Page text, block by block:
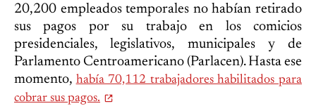
20,200 empleados temporales no habían retirado
sus pagos por su trabajo en los comicios
presidenciales, legislativos, municipales y de
Parlamento Centroamericano (Parlacen). Hasta ese
momento, había 70,112 trabajadores habilitados para
cobrar sus pagos.